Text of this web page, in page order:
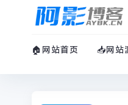
🏠网站首页 📥网站